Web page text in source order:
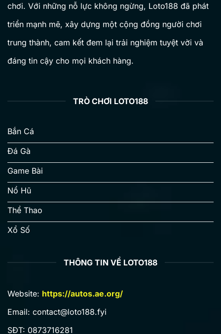
Three Card Poker Ante – Quy Tắc X5 Thắng Tại LOTO188
chơi. Với những nỗ lực không ngừng, Loto188 đã phát
triển mạnh mẽ, xây dựng một cộng đồng người chơi
trung thành, cam kết đem lại trải nghiệm tuyệt vời và
đáng tin cậy cho mọi khách hàng.
TRÒ CHƠI LOTO188
Bắn Cá
Đá Gà
Game Bài
Nổ Hũ
Thể Thao
Xổ Số
THÔNG TIN VỀ LOTO188
Website: https://autos.ae.org/
Email: contact@loto188.fyi
SĐT: 0873716281